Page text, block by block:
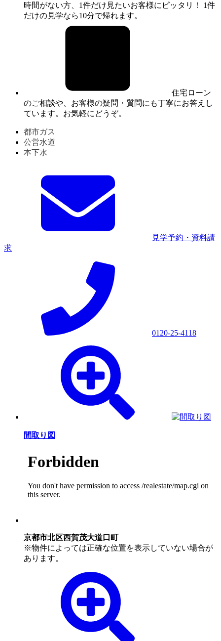
時間がない方、1件だけ見たいお客様にピッタリ！ 1件
だけの見学なら10分で帰れます。
住宅ローン
のご相談や、お客様の疑問・質問にも丁寧にお答えし
ています。お気軽にどうぞ。
都市ガス
公営水道
本下水
見学予約・資料請
求
0120-25-4118
間取り図
京都市北区西賀茂大道口町
※物件によっては正確な位置を表示していない場合が
あります。